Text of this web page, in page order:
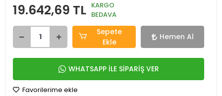
19.642,69 TL KARGO
BEDAVA
Sepete
Ekle
Hemen Al
WHATSAPP İLE SİPARİŞ VER
Favorilerime ekle